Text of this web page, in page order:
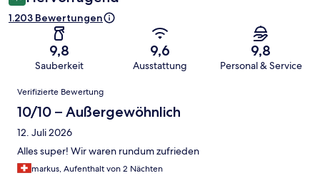
1.203 Bewertungen
9,8
Sauberkeit
9,6
Ausstattung
9,8
Personal & Service
Bewertungen
Verifizierte Bewertung
10/10 – Außergewöhnlich
12. Juli 2026
Alles super! Wir waren rundum zufrieden
markus, Aufenthalt von 2 Nächten